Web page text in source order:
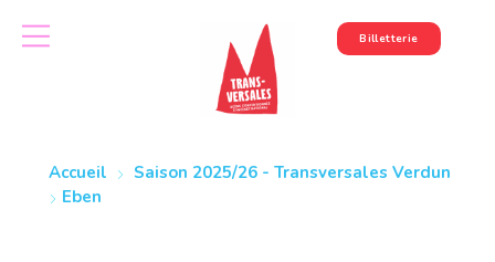
Billetterie
Accueil
Saison 2025/26 - Transversales Verdun
Eben